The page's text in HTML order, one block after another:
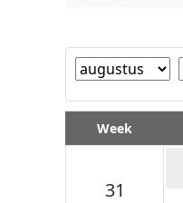
Month
Week
31